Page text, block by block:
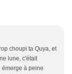
choupi ta Quya, et
lune, c'était
émerge à peine